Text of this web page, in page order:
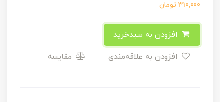
310,000 تومان
مقایسه